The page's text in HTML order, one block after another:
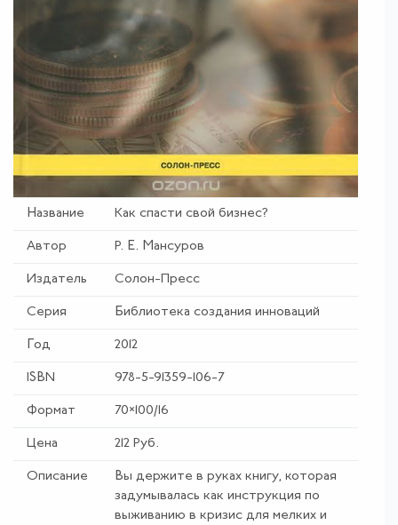
Название Как спасти свой бизнес?
Автор Р. Е. Мансуров
Издатель Солон-Пресс
Серия Библиотека создания инноваций
Год 2012
ISBN 978-5-91359-106-7
Формат 70×100/16
Цена 212 Руб.
Описание
Вы держите в руках книгу, которая
задумывалась как инструкция по
выживанию в кризис для мелких и